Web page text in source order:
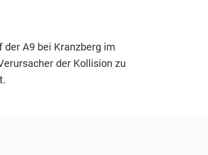
A9 bei Kranzberg im
der Kollision zu